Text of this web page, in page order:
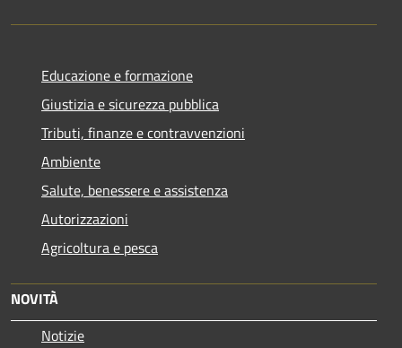
Educazione e formazione
Giustizia e sicurezza pubblica
Tributi, finanze e contravvenzioni
Ambiente
Salute, benessere e assistenza
Autorizzazioni
Agricoltura e pesca
NOVITÀ
Notizie